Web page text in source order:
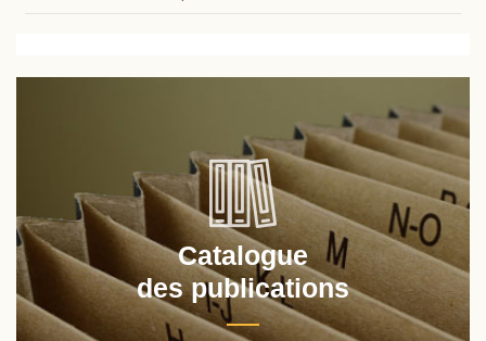
Catalogue
des publications